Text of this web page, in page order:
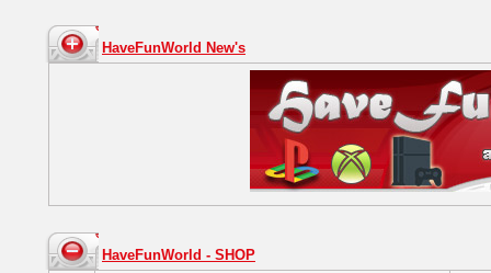
HaveFunWorld New's
HaveFunWorld - SHOP